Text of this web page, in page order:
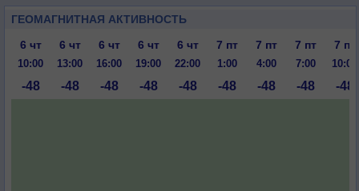
ГЕОМАГНИТНАЯ АКТИВНОСТЬ
6 чт
6 чт 6 чт 6 чт 6 чт 7 пт 7 пт 7 пт 7 пт
10:00 13:00 16:00 19:00 22:00 1:00 4:00 7:00 10:00
-48 -48 -48 -48 -48 -48 -48 -48 -48